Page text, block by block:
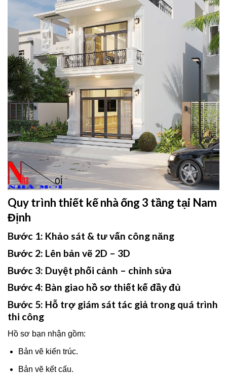
Quy trình thiết kế nhà ống 3 tầng tại Nam
Định
Bước 1: Khảo sát & tư vấn công năng
Bước 2: Lên bản vẽ 2D – 3D
Bước 3: Duyệt phối cảnh – chỉnh sửa
Bước 4: Bàn giao hồ sơ thiết kế đầy đủ
Bước 5: Hỗ trợ giám sát tác giả trong quá trình
thi công
Hồ sơ bạn nhận gồm:
Bản vẽ kiến trúc.
Bản vẽ kết cấu.